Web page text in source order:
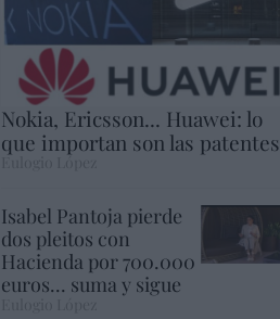
Nokia, Ericsson... Huawei: lo
que importan son las patentes
Eulogio López
Isabel Pantoja pierde
dos pleitos con
Hacienda por 700.000
euros... suma y sigue